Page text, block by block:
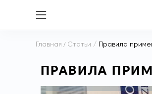
Главная / Статьи / Правила
ПРАВИЛА